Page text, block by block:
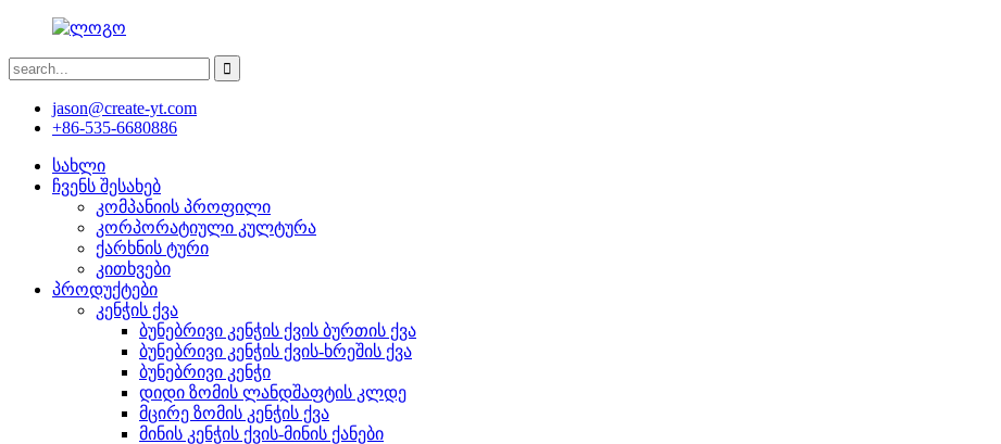
jason@create-yt.com
+86-535-6680886
სახლი
ჩვენს შესახებ
კომპანიის პროფილი
კორპორატიული კულტურა
ქარხნის ტური
კითხვები
პროდუქტები
კენჭის ქვა
ბუნებრივი კენჭის ქვის ბურთის ქვა
ბუნებრივი კენჭის ქვის-ხრეშის ქვა
ბუნებრივი კენჭი
დიდი ზომის ლანდშაფტის კლდე
მცირე ზომის კენჭის ქვა
მინის კენჭის ქვის-მინის ქანები